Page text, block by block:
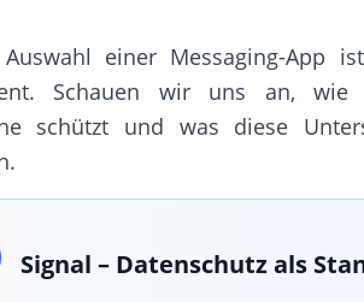
einer Messaging-App
Schauen wir uns an,
schützt und was diese
Signal – Datenschutz als